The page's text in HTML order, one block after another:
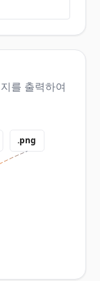
를 출력하여
.png